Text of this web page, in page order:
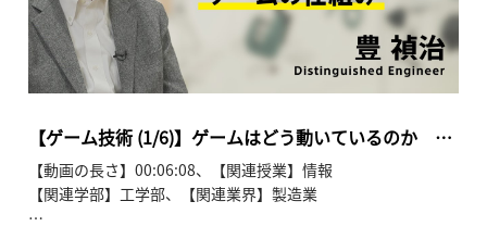
第1回 「ゲームはどう動いているのか ゲームの仕組み」
第2回 「リアルを追及 コンピュータグラフィックス最前線」
第3回 「没入感を高める UI技術」
第5回 「ゲームはどうやって作るのか ゲーム制作の技術」
第6回 「拡がるゲーム技術 ゲーム技術の今後」
【ゲーム技術 (1/6)】ゲームはどう動いているのか ゲ
ームの仕組み (1/6)～ 豊 禎治
【動画の長さ】00:06:08、【関連授業】情報
【関連学部】工学部、【関連業界】製造業